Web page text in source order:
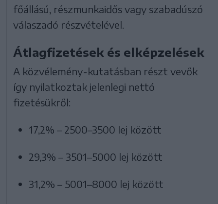
főállású, részmunkaidős vagy szabadúszó
válaszadó részvételével.
Átlagfizetések és elképzelések
A közvélemény-kutatásban részt vevők
így nyilatkoztak jelenlegi nettó
fizetésükről:
17,2% – 2500–3500 lej között
29,3% – 3501–5000 lej között
31,2% – 5001–8000 lej között